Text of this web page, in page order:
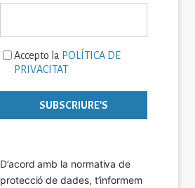
Accepto la POLÍTICA DE
PRIVACITAT
D’acord amb la normativa de
protecció de dades, t’informem